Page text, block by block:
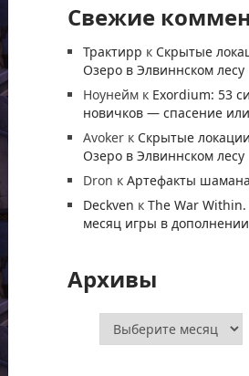
Свежие
Трактирр к Скрытые
Озеро в Элвиннском лесу
Ноунеймк Exordium: 53
новичков — спасение
Avokerк Скрытые
Озеро в Элвиннском лесу
Dron к Артефакты шамана
Deckven к The War
месяц игры в дополнении
Архивы
Архивы